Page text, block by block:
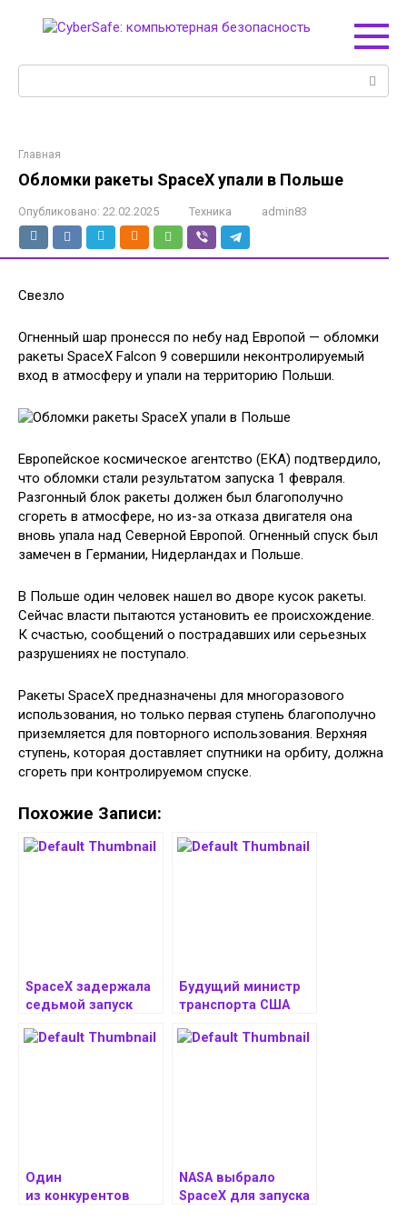
Главная
Обломки ракеты SpaceX упали в Польше
Опубликовано: 22.02.2025 Техника admin83
Свезло
Огненный шар пронесся по небу над Европой — обломки
ракеты SpaceX Falcon 9 совершили неконтролируемый
вход в атмосферу и упали на территорию Польши.
Европейское космическое агентство (ЕКА) подтвердило,
что обломки стали результатом запуска 1 февраля.
Разгонный блок ракеты должен был благополучно
сгореть в атмосфере, но из-за отказа двигателя она
вновь упала над Северной Европой. Огненный спуск был
замечен в Германии, Нидерландах и Польше.
В Польше один человек нашел во дворе кусок ракеты.
Сейчас власти пытаются установить ее происхождение.
К счастью, сообщений о пострадавших или серьезных
разрушениях не поступало.
Ракеты SpaceX предназначены для многоразового
использования, но только первая ступень благополучно
приземляется для повторного использования. Верхняя
ступень, которая доставляет спутники на орбиту, должна
сгореть при контролируемом спуске.
Похожие Записи:
SpaceX задержала
седьмой запуск
Будущий министр
транспорта США
регуляторные
Один
из конкурентов
NASA выбрало
SpaceX для запуска